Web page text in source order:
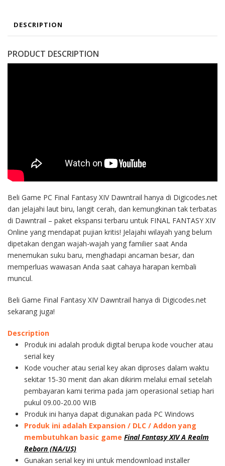
DESCRIPTION
PRODUCT DESCRIPTION
Beli Game PC Final Fantasy XIV Dawntrail hanya di Digicodes.net
dan jelajahi laut biru, langit cerah, dan kemungkinan tak terbatas
di Dawntrail – paket ekspansi terbaru untuk FINAL FANTASY XIV
Online yang mendapat pujian kritis! Jelajahi wilayah yang belum
dipetakan dengan wajah-wajah yang familier saat Anda
menemukan suku baru, menghadapi ancaman besar, dan
memperluas wawasan Anda saat cahaya harapan kembali
muncul.
Beli Game Final Fantasy XIV Dawntrail hanya di Digicodes.net
sekarang juga!
Description
Produk ini adalah produk digital berupa kode voucher atau
serial key
Kode voucher atau serial key akan diproses dalam waktu
sekitar 15-30 menit dan akan dikirim melalui email setelah
pembayaran kami terima pada jam operasional setiap hari
pukul 09.00-20.00 WIB
Produk ini hanya dapat digunakan pada PC Windows
Produk ini adalah Expansion / DLC / Addon yang
membutuhkan basic game Final Fantasy XIV A Realm
Reborn (NA/US)
Gunakan serial key ini untuk mendownload installer